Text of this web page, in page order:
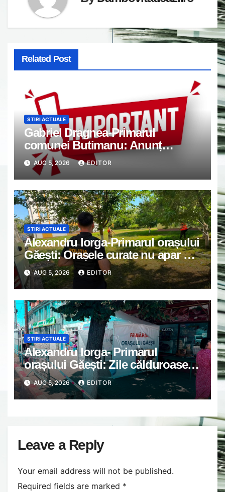
Related Post
STIRI ACTUALE
Gabriel Dragnea-Primarul
comunei Butimanu: Anunț
important
AUG 5, 2026 EDITOR
STIRI ACTUALE
Alexandru Iorga-Primarul orașului
Găești: Orașele curate nu apar din
întâmplare
AUG 5, 2026 EDITOR
STIRI ACTUALE
Alexandru Iorga- Primarul
orașului Găești: Zile călduroase.
Grijă unii de alții.
AUG 5, 2026 EDITOR
Leave a Reply
Your email address will not be published.
Required fields are marked *